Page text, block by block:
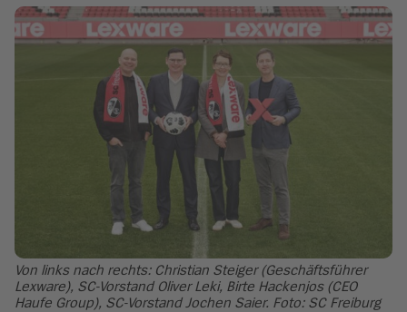
Von links nach rechts: Christian Steiger (Geschäftsführer
Lexware), SC-Vorstand Oliver Leki, Birte Hackenjos (CEO
Haufe Group), SC-Vorstand Jochen Saier. Foto: SC Freiburg